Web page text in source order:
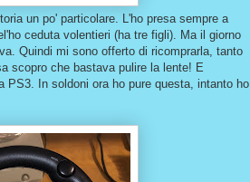
un po' particolare. L'ho presa sempre a
ceduta volentieri (ha tre figli). Ma il giorno
Quindi mi sono offerto di ricomprarla, tanto
scopro che bastava pulire la lente! E
PS3. In soldoni ora ho pure questa, intanto ho